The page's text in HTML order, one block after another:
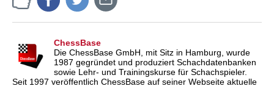
ChessBase
Die ChessBase GmbH, mit Sitz in Hamburg, wurde
1987 gegründet und produziert Schachdatenbanken
sowie Lehr- und Trainingskurse für Schachspieler.
Seit 1997 veröffentlich ChessBase auf seiner Webseite aktuelle